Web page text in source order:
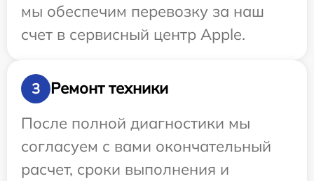
мы обеспечим перевозку за наш
счет в сервисный центр Apple.
3
Ремонт техники
После полной диагностики мы
согласуем с вами окончательный
расчет, сроки выполнения и